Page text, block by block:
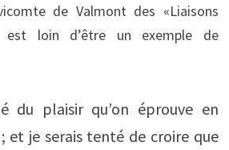
de Valmont des «Liaisons
est loin d’être un exemple de
du plaisir qu’on éprouve en
et je serais tenté de croire que